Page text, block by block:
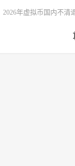
2026年虚拟币国内不清